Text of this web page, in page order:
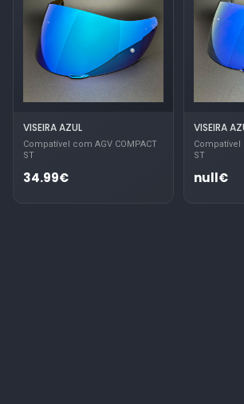
VISEIRA AZUL
Compatível com AGV COMPACT
ST
34.99€
VISEIRA
Compatível
ST
null€